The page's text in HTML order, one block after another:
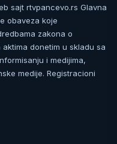
sajt rtvpancevo.rs Glavna
obaveza koje
zakona o
donetim u skladu sa
i medijima,
medije. Registracioni